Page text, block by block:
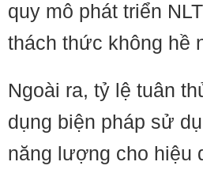
quy mô phát triển
thách thức không hề
Ngoài ra, tỷ lệ tuân
dụng biện pháp sử
năng lượng cho hiệu